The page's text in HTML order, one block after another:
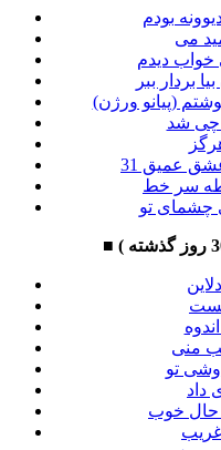
بودم
می
خواب دیدم
بردار ببر
(پیانو ورژن)
چی شد
عمیق 31
سر خط
چشمای تو
■
تست
منی
تو
حال خوب
غریب